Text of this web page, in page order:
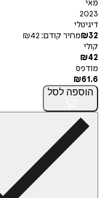
קודם:
₪42
לסל